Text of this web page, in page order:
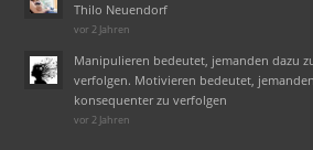
Thilo Neuendorf
vor 2 Jahren
Manipulieren bedeutet, jemanden dazu
verfolgen. Motivieren bedeutet,
konsequenter zu verfolgen
vor 2 Jahren